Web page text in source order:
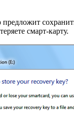
смарт-карту.